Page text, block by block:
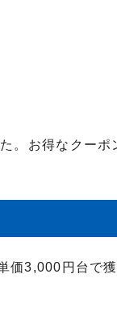
。お得なクーポ
価3,000円台で